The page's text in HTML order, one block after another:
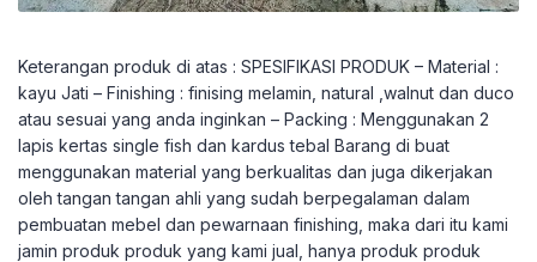
Keterangan produk di atas : SPESIFIKASI PRODUK – Material :
kayu Jati – Finishing : finising melamin, natural ,walnut dan duco
atau sesuai yang anda inginkan – Packing : Menggunakan 2
lapis kertas single fish dan kardus tebal Barang di buat
menggunakan material yang berkualitas dan juga dikerjakan
oleh tangan tangan ahli yang sudah berpegalaman dalam
pembuatan mebel dan pewarnaan finishing, maka dari itu kami
jamin produk produk yang kami jual, hanya produk produk